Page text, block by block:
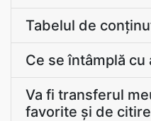
Tabelul de
Ce se întâmplă cu
Va fi transferul
favorite și de